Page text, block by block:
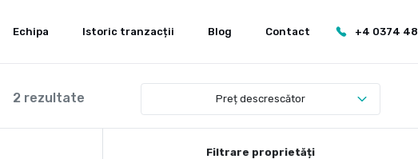
Echipa Istoric tranzacții Blog Contact +4 0374
2 rezultate Preț descrescător
Filtrare proprietăți